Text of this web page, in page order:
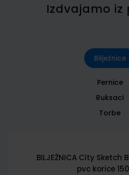
Izdvajamo iz
Bilježnice
Pernice
Ruksaci
Torbe
BILJEŽNICA City Sketch
pvc korice